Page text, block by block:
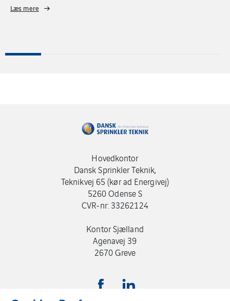
Hovedkontor
Dansk Sprinkler Teknik,
Teknikvej 65 (kør ad Energivej)
5260 Odense S
CVR-nr: 33262124
Kontor Sjælland
Agenavej 39
2670 Greve